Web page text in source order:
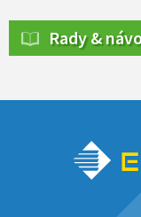
Rady &